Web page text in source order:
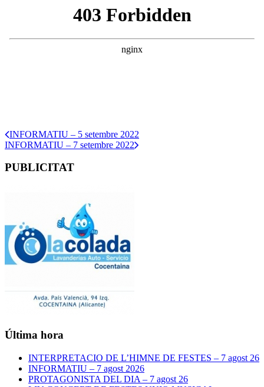
INFORMATIU – 5 setembre 2022
INFORMATIU – 7 setembre 2022
PUBLICITAT
Última hora
INTERPRETACIO DE L’HIMNE DE FESTES – 7 agost 26
INFORMATIU – 7 agost 2026
PROTAGONISTA DEL DIA – 7 agost 26